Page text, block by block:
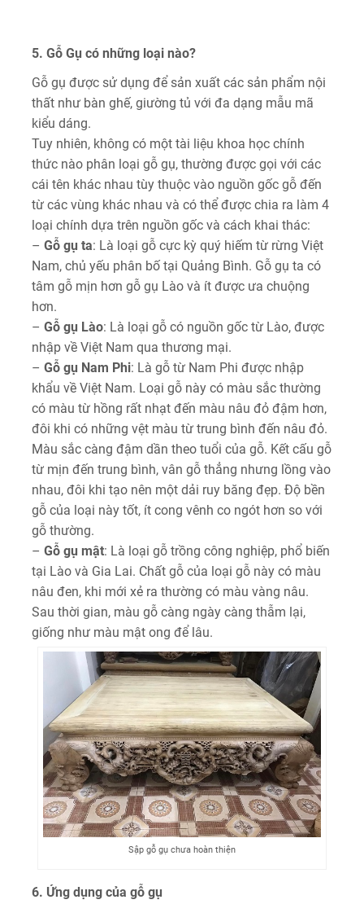
5. Gỗ Gụ có những loại nào?
Gỗ gụ được sử dụng để sản xuất các sản phẩm nội
thất như bàn ghế, giường tủ với đa dạng mẫu mã
kiểu dáng.
Tuy nhiên, không có một tài liệu khoa học chính
thức nào phân loại gỗ gụ, thường được gọi với các
cái tên khác nhau tùy thuộc vào nguồn gốc gỗ đến
từ các vùng khác nhau và có thể được chia ra làm 4
loại chính dựa trên nguồn gốc và cách khai thác:
– Gỗ gụ ta: Là loại gỗ cực kỳ quý hiếm từ rừng Việt
Nam, chủ yếu phân bố tại Quảng Bình. Gỗ gụ ta có
tâm gỗ mịn hơn gỗ gụ Lào và ít được ưa chuộng
hơn.
– Gỗ gụ Lào: Là loại gỗ có nguồn gốc từ Lào, được
nhập về Việt Nam qua thương mại.
– Gỗ gụ Nam Phi: Là gỗ từ Nam Phi được nhập
khẩu về Việt Nam. Loại gỗ này có màu sắc thường
có màu từ hồng rất nhạt đến màu nâu đỏ đậm hơn,
đôi khi có những vệt màu từ trung bình đến nâu đỏ.
Màu sắc càng đậm dần theo tuổi của gỗ. Kết cấu gỗ
từ mịn đến trung bình, vân gỗ thẳng nhưng lồng vào
nhau, đôi khi tạo nên một dải ruy băng đẹp. Độ bền
gỗ của loại này tốt, ít cong vênh co ngót hơn so với
gỗ thường.
– Gỗ gụ mật: Là loại gỗ trồng công nghiệp, phổ biến
tại Lào và Gia Lai. Chất gỗ của loại gỗ này có màu
nâu đen, khi mới xẻ ra thường có màu vàng nâu.
Sau thời gian, màu gỗ càng ngày càng thẫm lại,
giống như màu mật ong để lâu.
Sập gỗ gụ chưa hoàn thiện
6. Ứng dụng của gỗ gụ